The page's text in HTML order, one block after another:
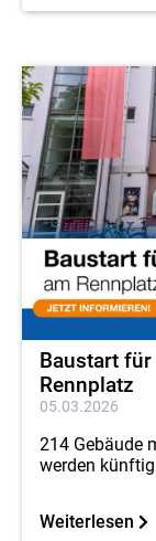
Baustart
Rennplatz
05.03.2026
214 Gebäude
werden
Weiterlesen